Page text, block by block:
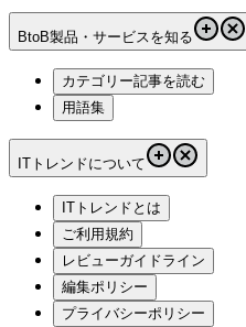
BtoB製品・サービスを知る
カテゴリー記事を読む
用語集
ITトレンドについて
ITトレンドとは
ご利用規約
レビューガイドライン
編集ポリシー
プライバシーポリシー